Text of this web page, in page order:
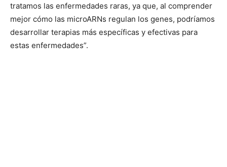
tratamos las enfermedades raras, ya que, al comprender
mejor cómo las microARNs regulan los genes, podríamos
desarrollar terapias más específicas y efectivas para
estas enfermedades”.